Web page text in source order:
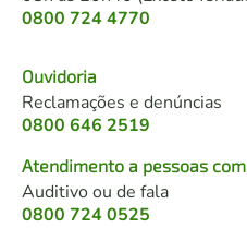
0800 724 4770
Ouvidoria
Reclamações e denúncias
0800 646 2519
Atendimento a pessoas
Auditivo ou de fala
0800 724 0525